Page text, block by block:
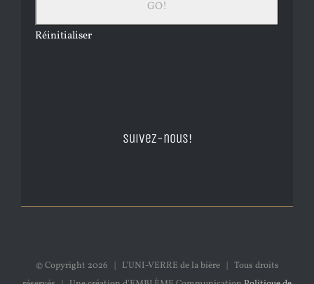
Réinitialiser
Suivez-nous!
© Copyright 2026 | L'UNI-VERRE de la bière | Tous droits